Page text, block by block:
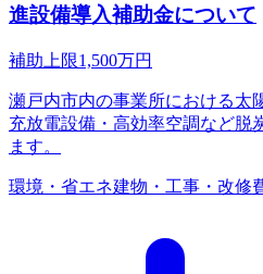
進設備導入補助金について
補助上限1,500万円
瀬戸内市内の事業所における太
充放電設備・高効率空調など脱
ます。
環境・省エネ建物・工事・改修